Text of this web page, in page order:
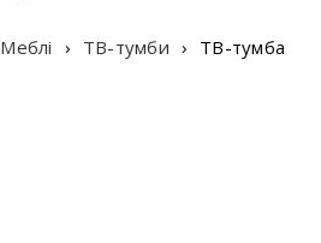
Меблі › ТВ-тумби › ТВ-тумба